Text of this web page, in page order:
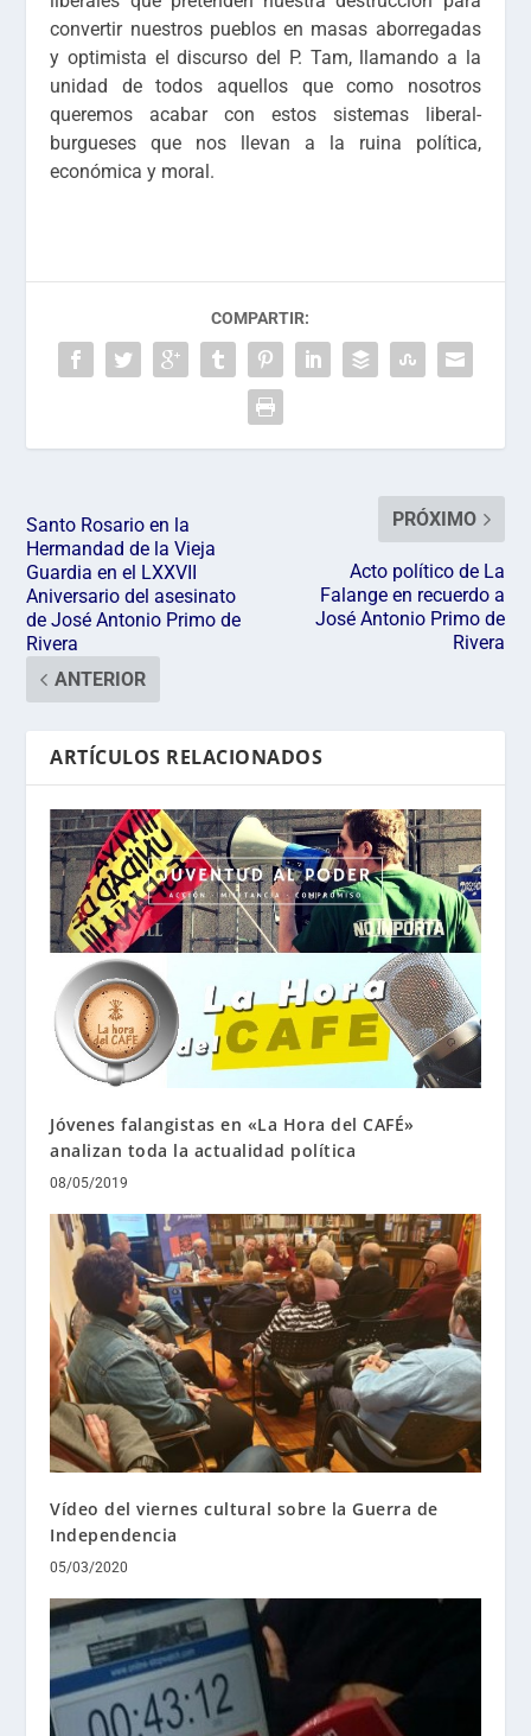
convertir nuestros pueblos en masas aborregadas
y optimista el discurso del P. Tam, llamando a la
unidad de todos aquellos que como nosotros
queremos acabar con estos sistemas liberal-
burgueses que nos llevan a la ruina política,
económica y moral.
COMPARTIR:
Santo Rosario en la
Hermandad de la Vieja
Guardia en el LXXVII
Aniversario del asesinato
de José Antonio Primo de
Rivera
ANTERIOR
PRÓXIMO
Acto político de La
Falange en recuerdo a
José Antonio Primo de
Rivera
ARTÍCULOS RELACIONADOS
Jóvenes falangistas en «La Hora del CAFÉ»
analizan toda la actualidad política
08/05/2019
Vídeo del viernes cultural sobre la Guerra de
Independencia
05/03/2020